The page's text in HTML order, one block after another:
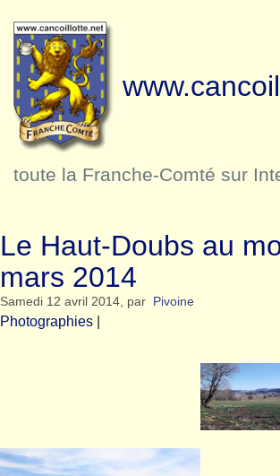
toute la Franche-Comté sur
Le Haut-Doubs au
mars 2014
Samedi 12 avril 2014, par Pivoine
Photographies